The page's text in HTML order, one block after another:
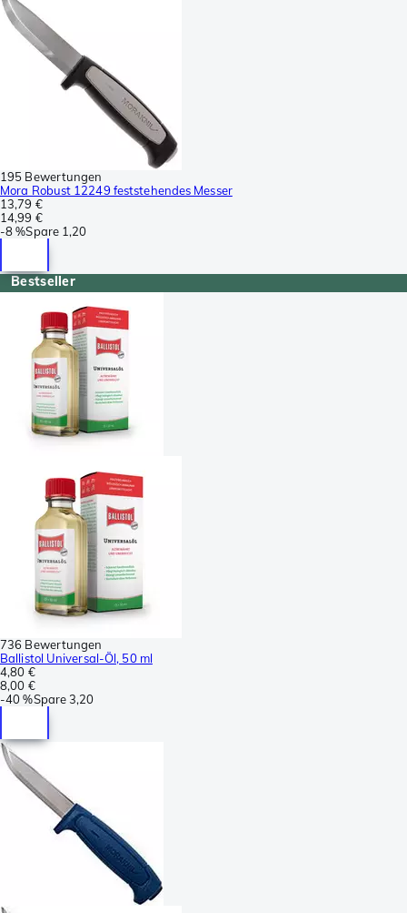
195 Bewertungen
Mora Robust 12249 feststehendes Messer
13,79 €
14,99 €
-8 %Spare 1,20
Bestseller
736 Bewertungen
Ballistol Universal-Öl, 50 ml
4,80 €
8,00 €
-40 %Spare3,20